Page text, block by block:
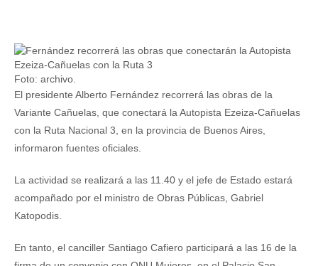
Foto: archivo.
El presidente Alberto Fernández recorrerá las obras de la
Variante Cañuelas, que conectará la Autopista Ezeiza-Cañuelas
con la Ruta Nacional 3, en la provincia de Buenos Aires,
informaron fuentes oficiales.
La actividad se realizará a las 11.40 y el jefe de Estado estará
acompañado por el ministro de Obras Públicas, Gabriel
Katopodis.
En tanto, el canciller Santiago Cafiero participará a las 16 de la